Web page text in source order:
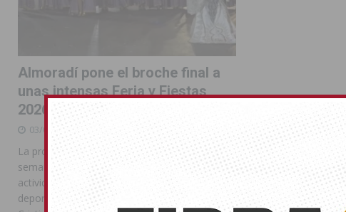
Almoradí pone el broche final a
unas intensas Feria y Fiestas
2026
03/08/2026
La programación reunió durante más de una
semana actos institucionales, conciertos,
actividades familiares, competiciones
deportivas y las celebraciones de Moros y